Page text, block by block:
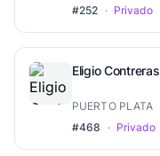
#252 · Privado
Eligio Contreras
PUERTO PLATA
#468
· Privado